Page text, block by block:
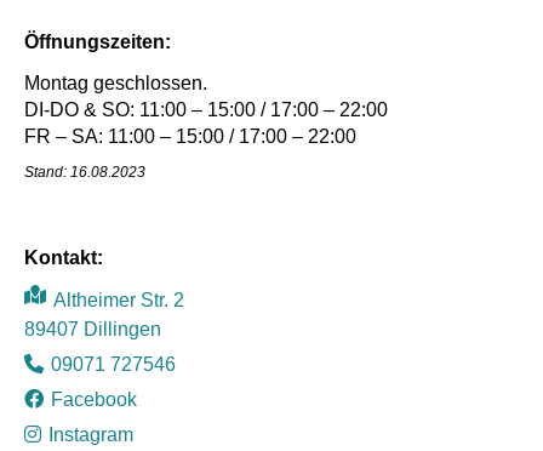
Öffnungszeiten:
Montag geschlossen.
DI-DO & SO: 11:00 – 15:00 / 17:00 – 22:00
FR – SA: 11:00 – 15:00 / 17:00 – 22:00
Stand: 16.08.2023
Kontakt:
Altheimer Str. 2
89407 Dillingen
09071 727546
Facebook
Instagram
Mit dem
Laden der
Karte
n Sie die